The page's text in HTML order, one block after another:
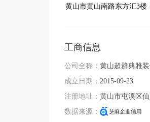
黄山市黄山南路东方汇3楼
工商信息
公司全称： 黄山超群典雅
成立日期： 2015-09-23
注册地址： 黄山市屯溪区
数据来源：